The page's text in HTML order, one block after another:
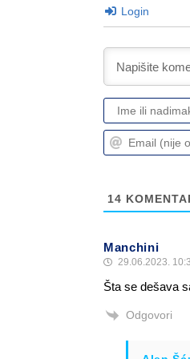
Login
14
Manchini
29.06.2023.
Šta se dešava
Odgovori